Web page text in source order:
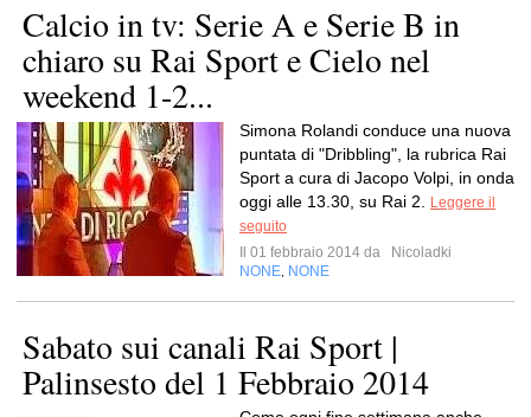
Calcio in tv: Serie A e Serie B in
chiaro su Rai Sport e Cielo nel
weekend 1-2...
Simona Rolandi conduce una nuova
puntata di "Dribbling", la rubrica Rai
Sport a cura di Jacopo Volpi, in onda
oggi alle 13.30, su Rai 2.
Leggere il
seguito
Il 01 febbraio 2014 da
Nicoladki
NONE NONE
Sabato sui canali Rai Sport |
Palinsesto del 1 Febbraio 2014